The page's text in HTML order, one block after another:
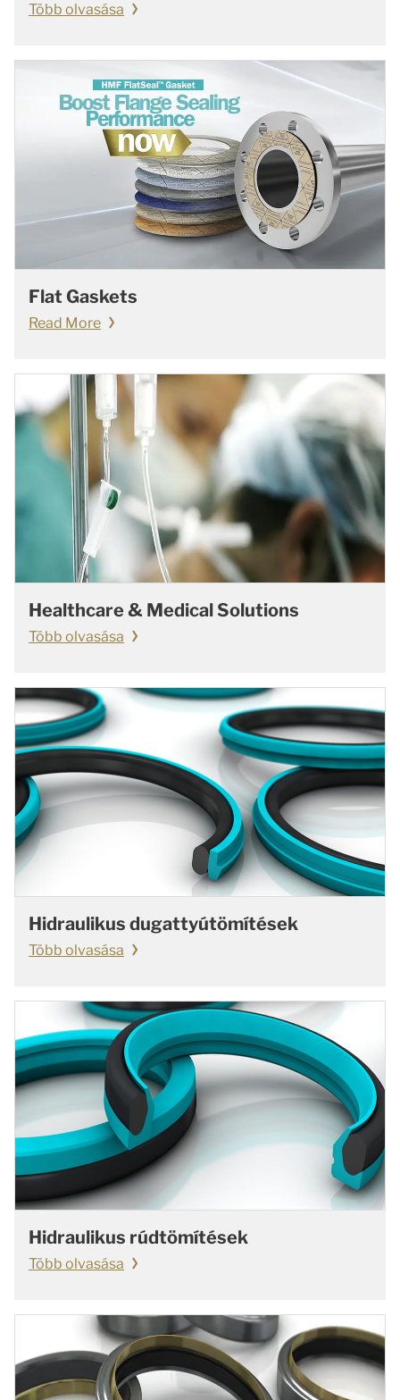
Több olvasása
Flat Gaskets
Read More
Healthcare & Medical Solutions
Több olvasása
Hidraulikus dugattyútömítések
Több olvasása
Hidraulikus rúdtömítések
Több olvasása